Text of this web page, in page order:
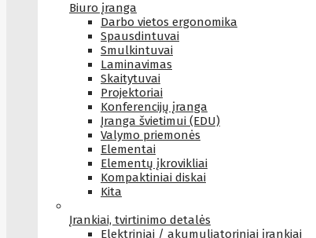
Biuro įranga
Darbo vietos ergonomika
Spausdintuvai
Smulkintuvai
Laminavimas
Skaitytuvai
Projektoriai
Konferencijų įranga
Įranga švietimui (EDU)
Valymo priemonės
Elementai
Elementų įkrovikliai
Kompaktiniai diskai
Kita
Įrankiai, tvirtinimo detalės
Elektriniai / akumuliatoriniai įrankiai